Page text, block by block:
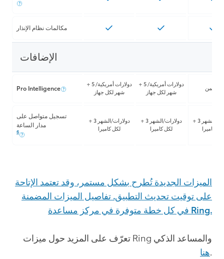
مكالمات نظام الإنذار
الإضافات
Pro Intelligence
+ 5 دولارات أمريكية/
شهر لكل جهاز
+ 5 دولارات أمريكية/
شهر لكل جهاز
متضمن
تسجيل متواصل على
مدار الساعة
6
+ 3 دولارات/الشهر
لكل كاميرا
+ 3 دولارات/الشهر
لكل كاميرا
+ 3 دولارات/الشهر
لكل كاميرا
الميزات الجديدة تُطرح بشكل مستمر، وقد تعتمد الإتاحة
على توقيت تحديث التطبيق. تفاصيل الميزات المضمنة
في كل خطة متوفرة في مركز مساعدة Ring.
تعرّف على المزيد حول ميزات Ring والمساعد الذكي
هنا.